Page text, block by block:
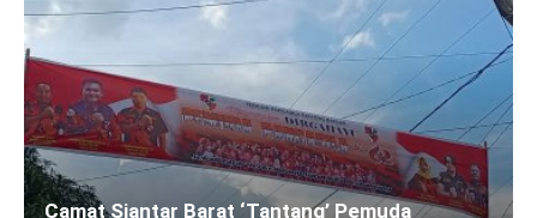
Camat Siantar Barat ‘Tantang’ Pemuda